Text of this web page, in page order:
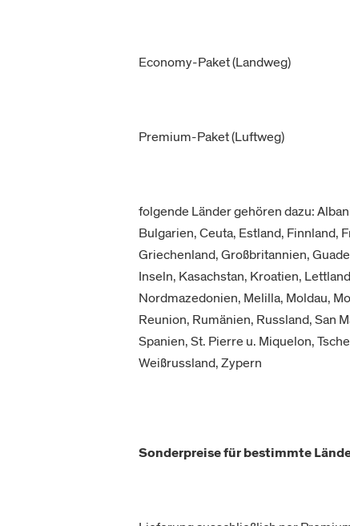
Economy-Paket (Landweg)
Premium-Paket (Luftweg)
folgende Länder gehören dazu:
Bulgarien, Ceuta, Estland, Finnland,
Griechenland, Großbritannien,
Inseln, Kasachstan, Kroatien,
Nordmazedonien, Melilla, Moldau,
Reunion, Rumänien, Russland, San
Spanien, St. Pierre u. Miquelon,
Weißrussland, Zypern
Sonderpreise für bestimmte